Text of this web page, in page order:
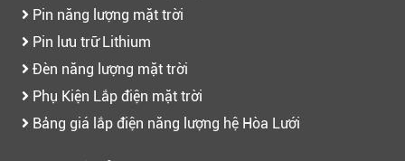
Pin năng lượng mặt trời
Pin lưu trữ Lithium
Đèn năng lượng mặt trời
Phụ Kiện Lắp điện mặt trời
Bảng giá lắp điện năng lượng hệ Hòa Lưới